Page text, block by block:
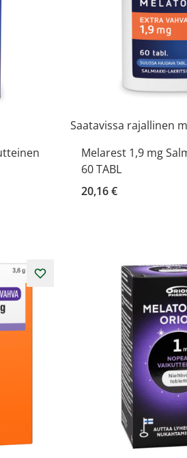
Saatavissa rajallinen
Melarest 1,9 mg
60 TABL
20,16 €